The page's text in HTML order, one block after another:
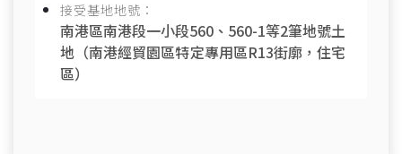
接受基地地號：
南港區南港段一小段560、560-1等2筆地號土
地（南港經貿園區特定專用區R13街廓，住宅
區）